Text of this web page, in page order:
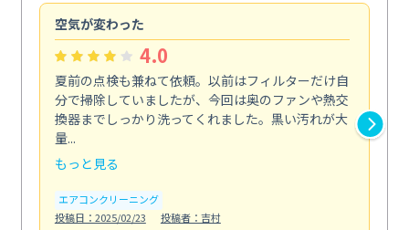
空気が変わった
4.0
夏前の点検も兼ねて依頼。以前はフィルターだけ自
分で掃除していましたが、今回は奥のファンや熱交
換器までしっかり洗ってくれました。黒い汚れが大
量...
もっと見る
エアコンクリーニング
投稿日：2025/02/23
投稿者：吉村